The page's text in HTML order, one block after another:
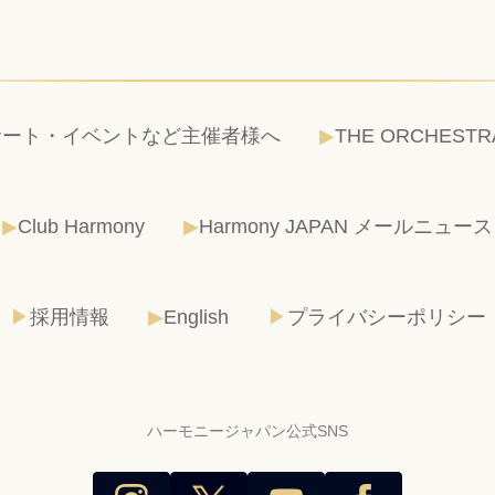
ト・イベントなど主催者様へ THE
Club Harmony Harmony JAPAN メールニュース
採用情報 English プライバシーポリシー
ハーモニージャパン公式SNS